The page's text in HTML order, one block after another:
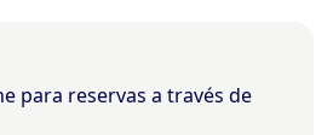
para reservas a través de